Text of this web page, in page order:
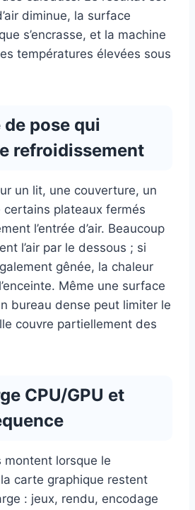
diminue, la surface
s’encrasse, et la machine
températures élevées sous
pose qui
refroidissement
un lit, une couverture, un
certains plateaux fermés
l’entrée d’air. Beaucoup
l’air par le dessous ; si
gênée, la chaleur
Même une surface
bureau dense peut limiter le
couvre partiellement des
CPU/GPU et
montent lorsque le
carte graphique restent
: jeux, rendu, encodage